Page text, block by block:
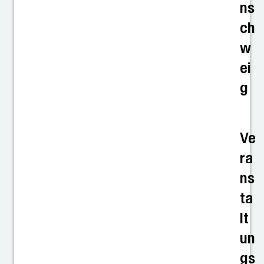
ns
ch
w
ei
g
Ve
ra
ns
ta
lt
un
gs